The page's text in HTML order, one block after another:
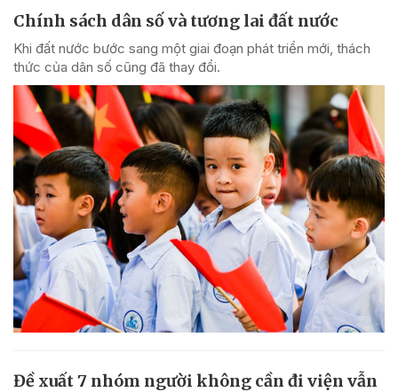
Chính sách dân số và tương lai đất nước
Khi đất nước bước sang một giai đoạn phát triển mới, thách
thức của dân số cũng đã thay đổi.
Đề xuất 7 nhóm người không cần đi viện vẫn